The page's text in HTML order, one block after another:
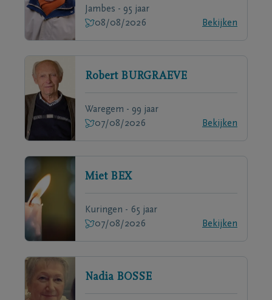
Jambes - 95 jaar
08/08/2026
Bekijken
Robert BURGRAEVE
Waregem - 99 jaar
07/08/2026
Bekijken
Miet BEX
Kuringen - 65 jaar
07/08/2026
Bekijken
Nadia BOSSE